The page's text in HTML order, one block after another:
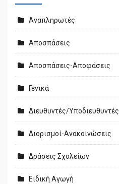
Αναπληρωτές
Αποσπάσεις
Αποσπάσεις-Αποφάσεις
Γενικά
Διευθυντές/Υποδιευθυντές
Διορισμοί-Ανακοινώσεις
Δράσεις Σχολείων
Ειδική Αγωγή